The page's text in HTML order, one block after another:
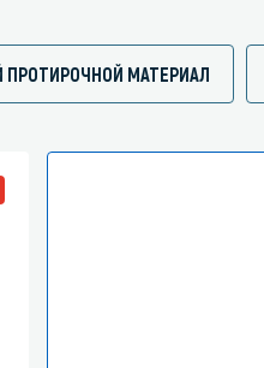
ПРОТИРОЧНОЙ МАТЕРИАЛ